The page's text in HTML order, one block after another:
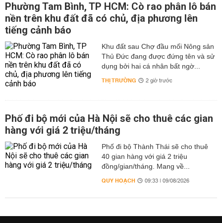
Phường Tam Bình, TP HCM: Cò rao phân lô bán
nền trên khu đất đã có chủ, địa phương lên
tiếng cảnh báo
Khu đất sau Chợ đầu mối Nông sản
Thủ Đức đang được đứng tên và sử
dụng bởi hai cá nhân bất ngờ...
THỊ TRƯỜNG 2 giờ trước
Phố đi bộ mới của Hà Nội sẽ cho thuê các gian
hàng với giá 2 triệu/tháng
Phố đi bộ Thành Thái sẽ cho thuê
40 gian hàng với giá 2 triệu
đồng/gian/tháng. Mang về...
QUY HOẠCH 09:33 | 09/08/2026